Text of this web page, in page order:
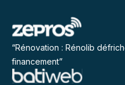
“Rénovation : Rénolib
financement”